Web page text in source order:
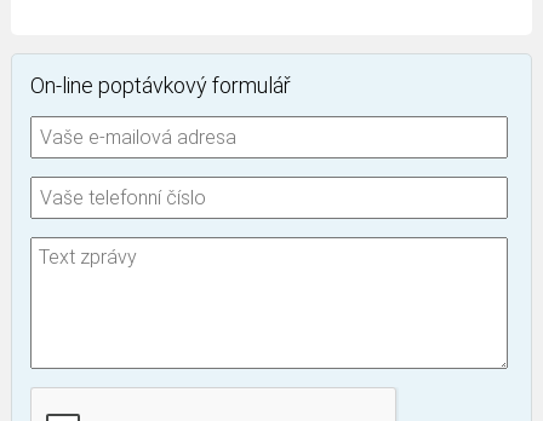
On-line poptávkový formulář